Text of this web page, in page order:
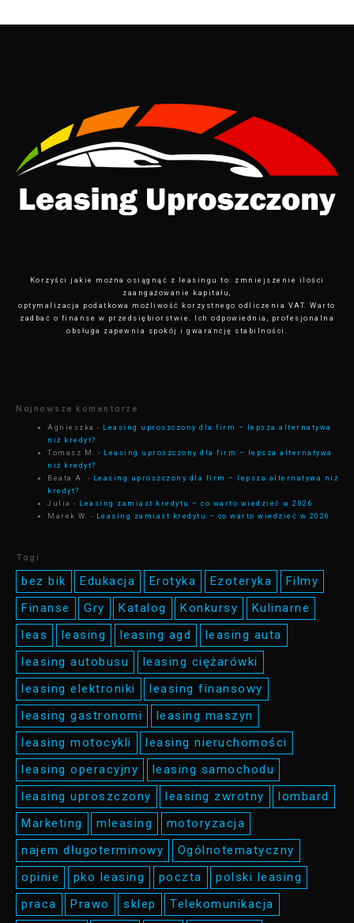
Korzyści jakie można osiągnąć z leasingu to: zmniejszenie ilości
zaangażowanie kapitału,
optymalizacja podatkowa możliwość korzystnego odliczenia VAT. Warto
zadbać o finanse w przedsiębiorstwie. Ich odpowiednia, profesjonalna
obsługa zapewnia spokój i gwarancję stabilności.
Najnowsze komentarze
Agnieszka - Leasing uproszczony dla firm – lepsza alternatywa
niż kredyt?
Tomasz M. - Leasing uproszczony dla firm – lepsza alternatywa
niż kredyt?
Beata A. - Leasing uproszczony dla firm – lepsza alternatywa niż
kredyt?
Julia - Leasing zamiast kredytu – co warto wiedzieć w 2026
Marek W. - Leasing zamiast kredytu – co warto wiedzieć w 2026
Tagi
bez bik Edukacja Erotyka Ezoteryka
Filmy
Finanse
Gry Katalog Konkursy
Kulinarne
leas
leasing leasing agd
leasing auta
leasing autobusu
leasing ciężarówki
leasing elektroniki
leasing finansowy
leasing gastronomi
leasing maszyn
leasing motocykli
leasing nieruchomości
leasing operacyjny
leasing samochodu
leasing uproszczony
leasing zwrotny
lombard
Marketing
mleasing
motoryzacja
najem długoterminowy
Ogólnotematyczny
opinie
pko leasing poczta
polski leasing
praca
Prawo sklep Telekomunikacja